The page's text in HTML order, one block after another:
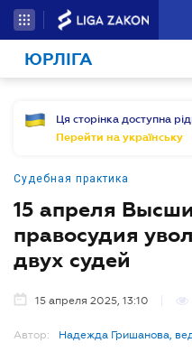
ЮРЛІГА
Ця сторінка доступна
Перейти на українську
Судебная практика
15 апреля
правосудия
двух судей
15 апреля 2025, 13:10
Автор: Надежда Гришанова,